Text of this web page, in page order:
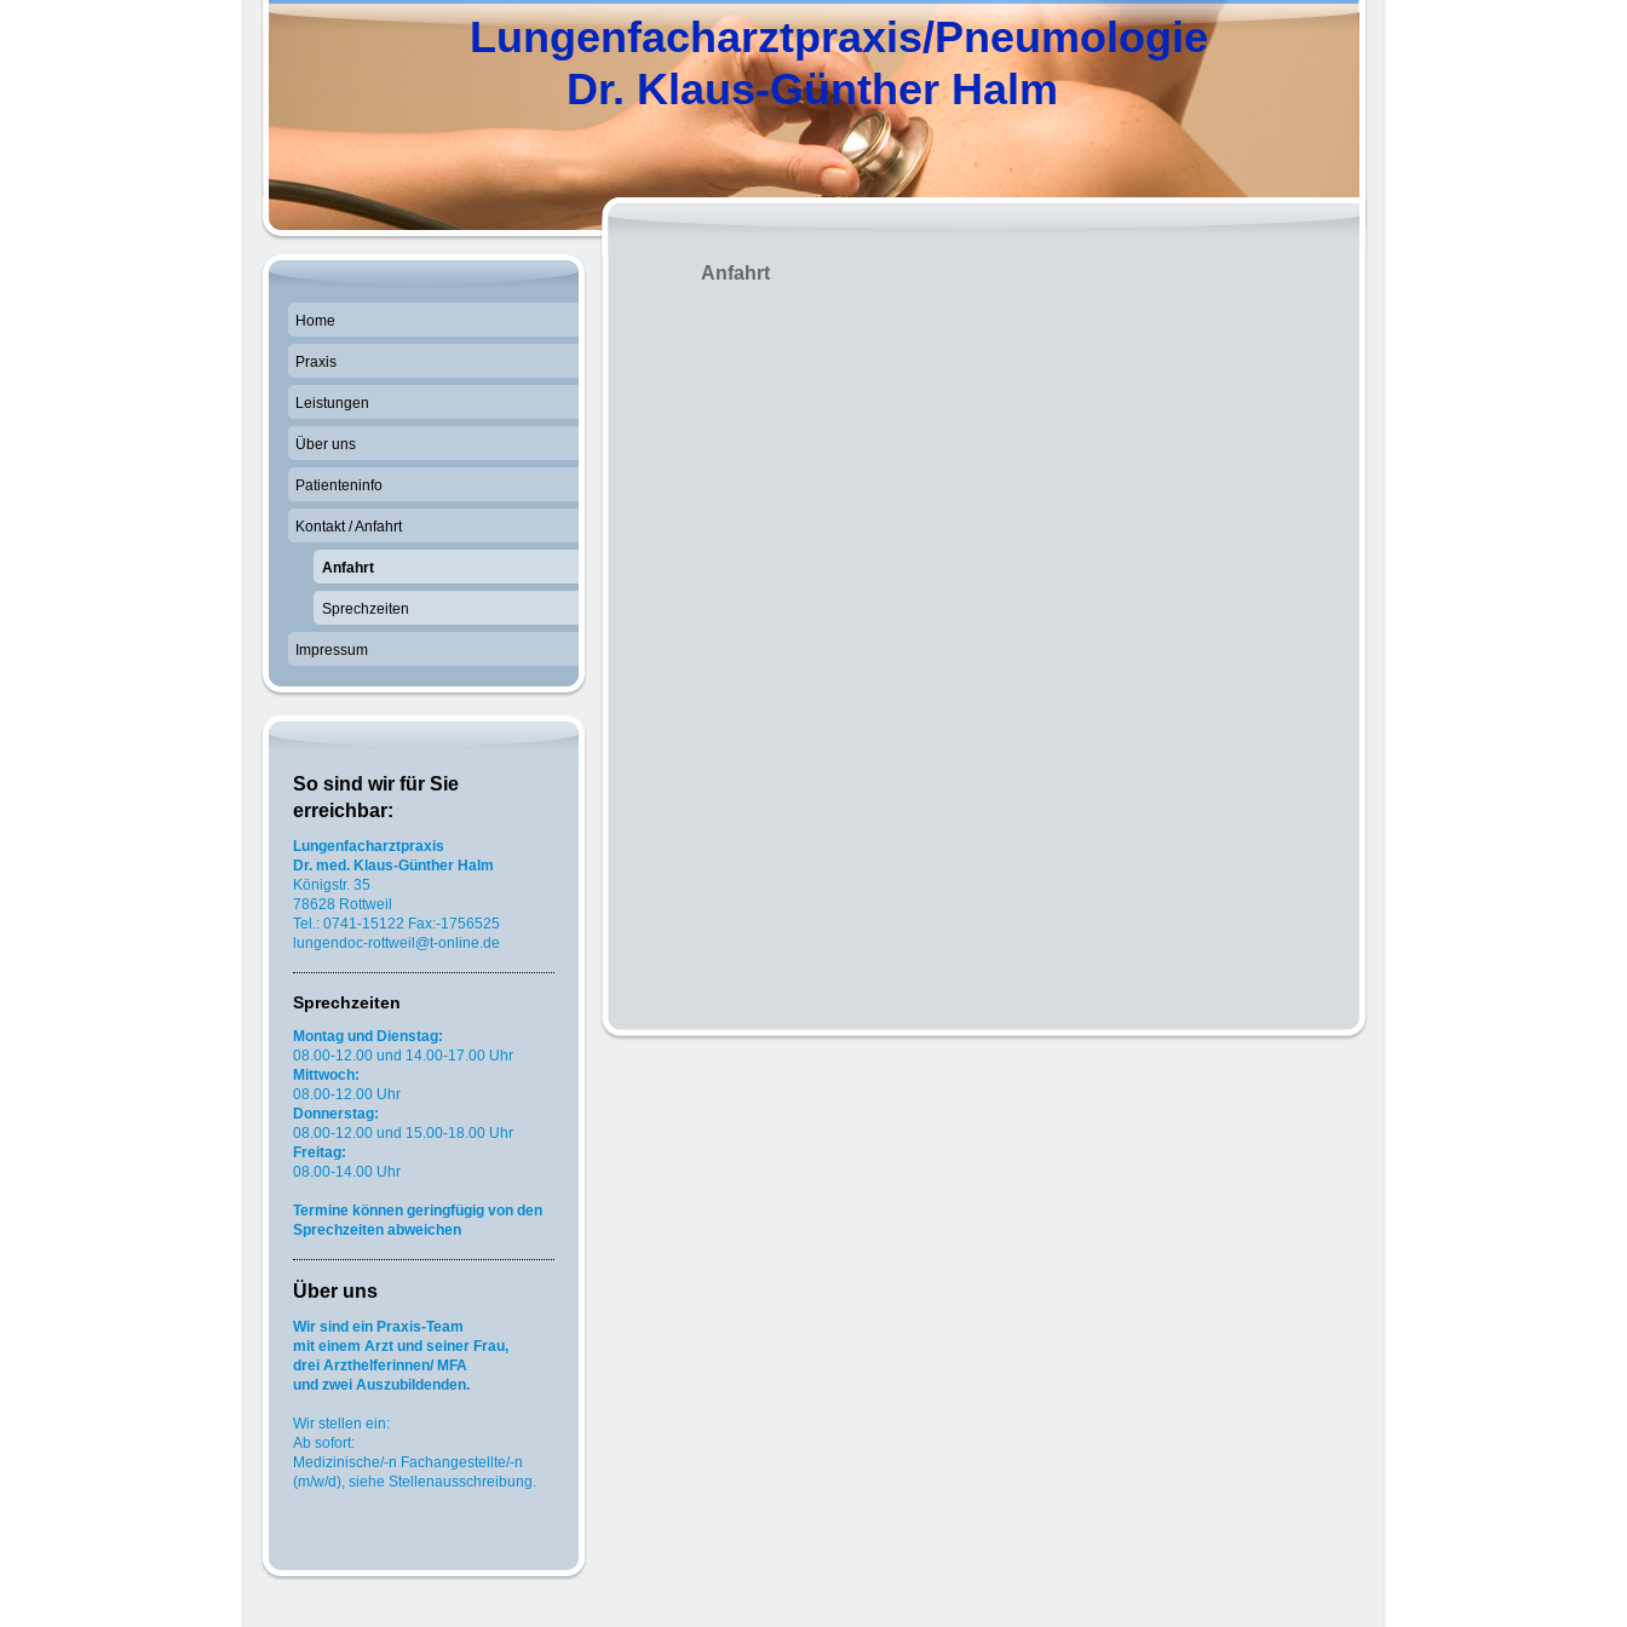
Lungenfacharztpraxis/Pneumologie
Dr. Klaus-Günther Halm
Anfahrt
Home
Praxis
Leistungen
Über uns
Patienteninfo
Kontakt / Anfahrt
Anfahrt
Sprechzeiten
Impressum
So sind wir für Sie
erreichbar:
Lungenfacharztpraxis
Dr. med. Klaus-Günther Halm
Königstr. 35
78628 Rottweil
Tel.: 0741-15122 Fax:-1756525
lungendoc-rottweil @t-online.de
Sprechzeiten
Montag und Dienstag:
08.00-12.00 und 14.00-17.00 Uhr
Mittwoch:
08.00-12.00 Uhr
Donnerstag:
08.00-12.00 und 15.00-18.00 Uhr
Freitag:
08.00-14.00 Uhr
Termine können geringfügig von den
Sprechzeiten abweichen
Über uns
Wir sind ein Praxis-Team
mit einem Arzt und seiner Frau,
drei Arzthelferinnen/ MFA
und zwei Auszubildenden.
Wir stellen ein:
Ab sofort:
Medizinische/-n Fachangestellte/-n
(m/w/d), siehe Stellenausschreibung.